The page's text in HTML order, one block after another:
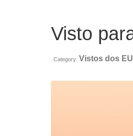
Visto
Category: Vistos dos